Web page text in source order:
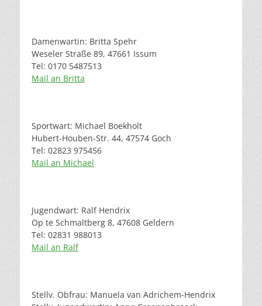
Damenwartin: Britta Spehr
Weseler Straße 89, 47661 Issum
Tel: 0170 5487513
Mail an Britta
Sportwart: Michael Boekholt
Hubert-Houben-Str. 44, 47574 Goch
Tel: 02823 975456
Mail an Michael
Jugendwart: Ralf Hendrix
Op te Schmaltberg 8, 47608 Geldern
Tel: 02831 988013
Mail an Ralf
Stellv. Obfrau: Manuela van Adrichem-Hendrix